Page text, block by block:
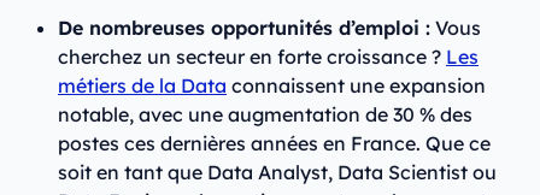
De nombreuses opportunités d’emploi : Vous
cherchez un secteur en forte croissance ? Les
métiers de la Data connaissent une expansion
notable, avec une augmentation de 30 % des
postes ces dernières années en France. Que ce
soit en tant que Data Analyst, Data Scientist ou